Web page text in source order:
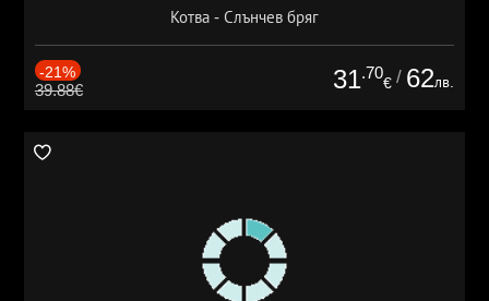
Котва - Слънчев бряг
-21%
39.88€ 31.70
€ / 62лв.